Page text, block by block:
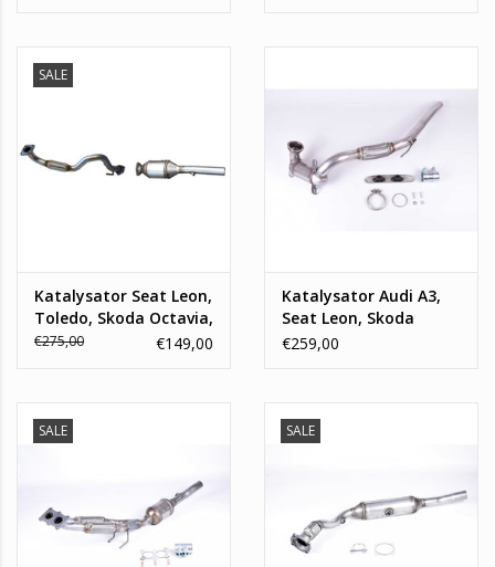
SALE
Katalysator Seat Leon,
Toledo, Skoda Octavia,
Volkswagen Bora, Golf
€275,00 €149,00
Katalysator Audi A3,
Seat Leon, Skoda
Octavia, Volkswagen
€259,00
SALE SALE